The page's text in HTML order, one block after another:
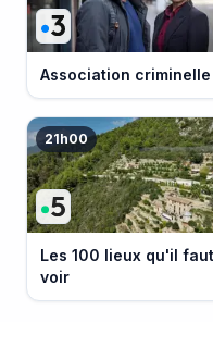
Association criminelle
21h00
Les 100 lieux qu'il faut
voir